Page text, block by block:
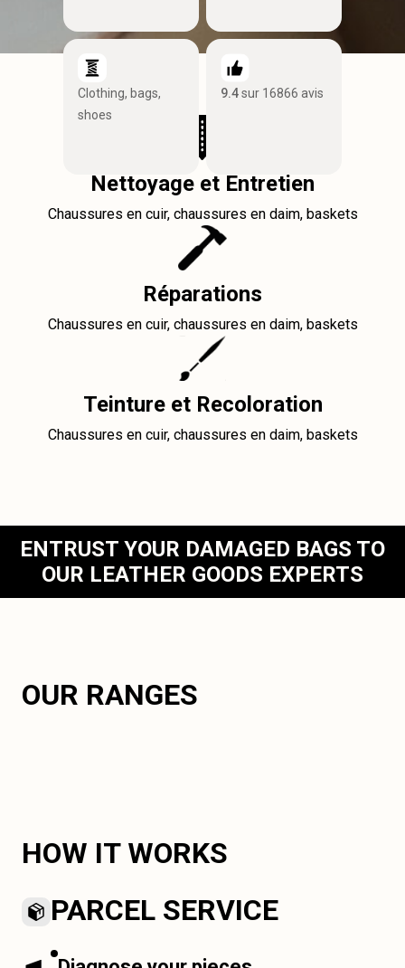
Clothing, bags,
shoes
9.4sur 16866 avis
Nettoyage et Entretien
Chaussures en cuir, chaussures en daim, baskets
Réparations
Chaussures en cuir, chaussures en daim, baskets
Teinture et Recoloration
Chaussures en cuir, chaussures en daim, baskets
ENTRUST YOUR DAMAGED BAGS TO
OUR LEATHER GOODS EXPERTS
OUR RANGES
HOW IT WORKS
PARCEL SERVICE